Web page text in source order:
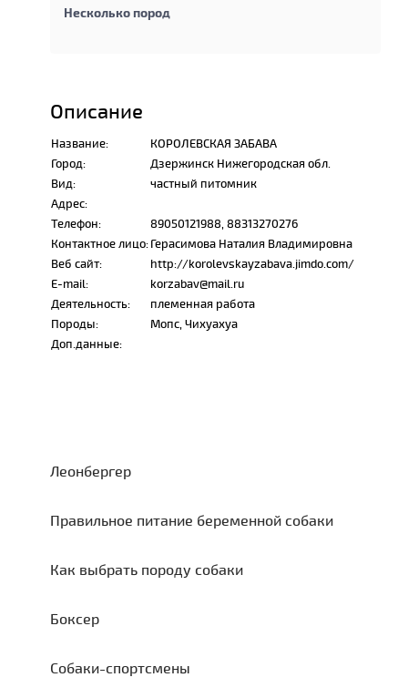
Несколько пород
Описание
Название:
КОРОЛЕВСКАЯ ЗАБАВА
Город:
Дзержинск Нижегородская обл.
Вид:
частный питомник
Адрес:
Телефон:
89050121988, 88313270276
Контактное лицо:Герасимова Наталия Владимировна
Веб сайт:
http://korolevskayzabava.jimdo.com/
E-mail:
korzabav@mail.ru
Деятельность:
племенная работа
Породы:
Мопс, Чихуахуа
Доп.данные:
Леонбергер
Правильное питание беременной собаки
Как выбрать породу собаки
Боксер
Собаки-спортсмены